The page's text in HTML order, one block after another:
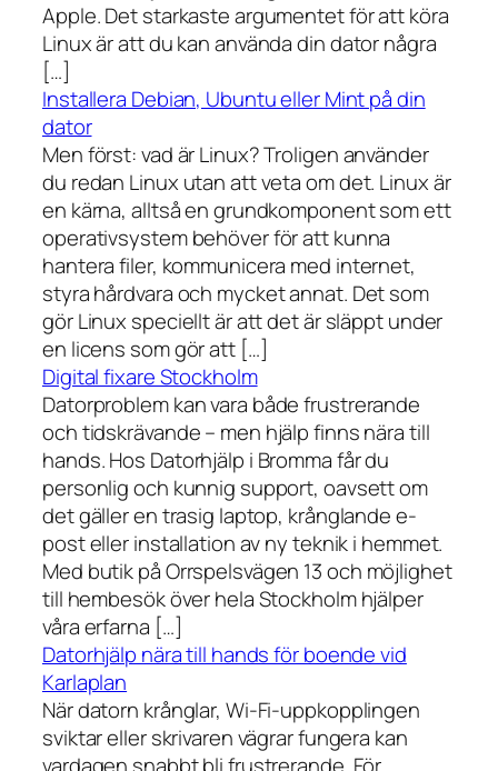
Apple. Det starkaste argumentet för att köra
Linux är att du kan använda din dator några
[…]
Installera Debian, Ubuntu eller Mint på din
dator
Men först: vad är Linux? Troligen använder
du redan Linux utan att veta om det. Linux är
en kärna, alltså en grundkomponent som ett
operativsystem behöver för att kunna
hantera filer, kommunicera med internet,
styra hårdvara och mycket annat. Det som
gör Linux speciellt är att det är släppt under
en licens som gör att […]
Digital fixare Stockholm
Datorproblem kan vara både frustrerande
och tidskrävande – men hjälp finns nära till
hands. Hos Datorhjälp i Bromma får du
personlig och kunnig support, oavsett om
det gäller en trasig laptop, krånglande e-
post eller installation av ny teknik i hemmet.
Med butik på Orrspelsvägen 13 och möjlighet
till hembesök över hela Stockholm hjälper
våra erfarna […]
Datorhjälp nära till hands för boende vid
Karlaplan
När datorn krånglar, Wi-Fi-uppkopplingen
sviktar eller skrivaren vägrar fungera kan